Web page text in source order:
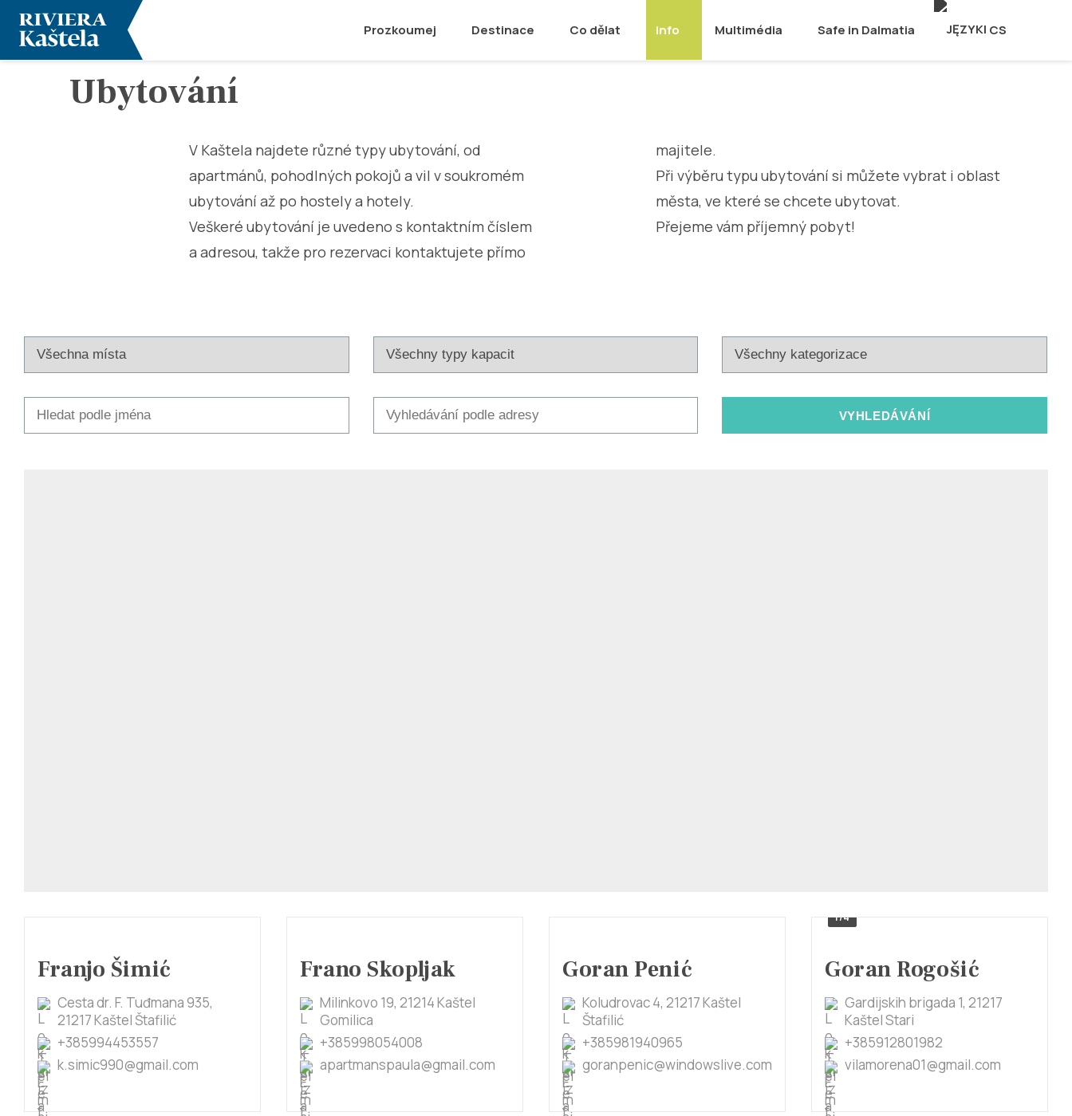
Prozkoumej Destinace Co dělat Info Multimédia Safe in Dalmatia CS
Ubytování
V Kaštela najdete různé typy ubytování, od
apartmánů, pohodlných pokojů a vil v soukromém
ubytování až po hostely a hotely.
Veškeré ubytování je uvedeno s kontaktním číslem
a adresou, takže pro rezervaci kontaktujete přímo
majitele.
Při výběru typu ubytování si můžete vybrat i oblast
města, ve které se chcete ubytovat.
Přejeme vám příjemný pobyt!
Franjo Šimić
Cesta dr. F. Tuđmana 935,
21217 Kaštel Štafilić
+385994453557
k.simic990@gmail.com
Frano Skopljak
Milinkovo 19, 21214 Kaštel
Gomilica
+385998054008
apartmanspaula@gmail.com
Goran Penić
Koludrovac 4, 21217 Kaštel
Štafilić
+385981940965
goranpenic@windowslive.com
1/4
Goran Rogošić
Gardijskih brigada 1, 21217
Kaštel Stari
+385912801982
vilamorena01@gmail.com